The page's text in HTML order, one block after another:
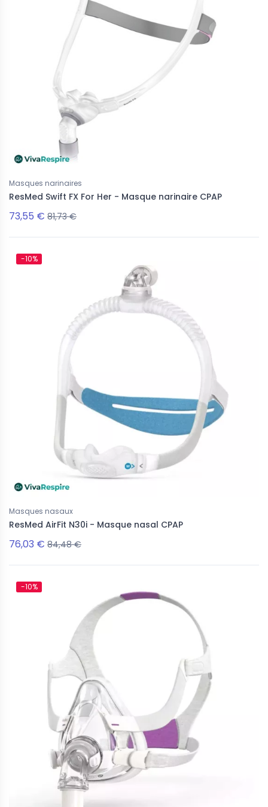
Masques narinaires
ResMed Swift FX For Her - Masque narinaire CPAP
73,55 € 81,73 €
-10%
Masques nasaux
ResMed AirFit N30i - Masque nasal CPAP
76,03 € 84,48 €
-10%